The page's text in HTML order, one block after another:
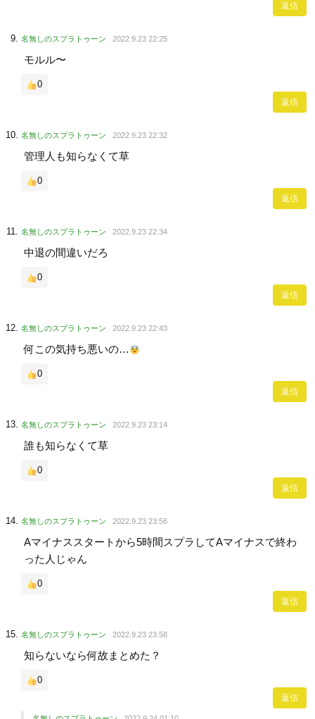
返信
名無しのスプラトゥーン 2022.9.23 22:25
モルル〜
0
返信
名無しのスプラトゥーン 2022.9.23 22:32
管理人も知らなくて草
0
返信
名無しのスプラトゥーン 2022.9.23 22:34
中退の間違いだろ
0
返信
名無しのスプラトゥーン 2022.9.23 22:43
何この気持ち悪いの…
0
返信
名無しのスプラトゥーン 2022.9.23 23:14
誰も知らなくて草
0
返信
名無しのスプラトゥーン 2022.9.23 23:56
Aマイナススタートから5時間スプラしてAマイナスで終わ
った人じゃん
0
返信
名無しのスプラトゥーン 2022.9.23 23:58
知らないなら何故まとめた？
0
返信